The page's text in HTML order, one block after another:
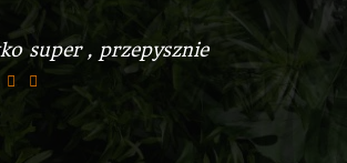
super , przepysznie